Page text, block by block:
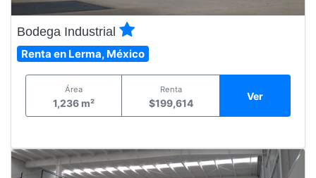
Bodega Industrial
Renta en Lerma, México
Área
1,236 m²
Renta
$199,614
Ver